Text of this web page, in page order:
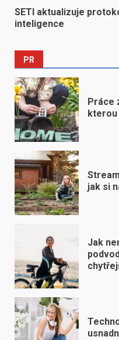
SETI aktualizuje
inteligence
PR
Práce
kterou
jak si
Jak